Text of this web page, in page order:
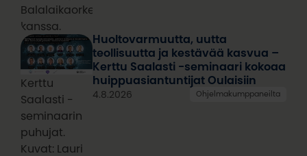
Balalaikaorkesterin
kanssa.
Kerttu
Saalasti -
seminaarin
puhujat.
Kuvat: Lauri
Huoltovarmuutta, uutta
teollisuutta ja kestävää kasvua –
Kerttu Saalasti -seminaari kokoaa
huippuasiantuntijat Oulaisiin
4.8.2026 Ohjelmakumppaneilta